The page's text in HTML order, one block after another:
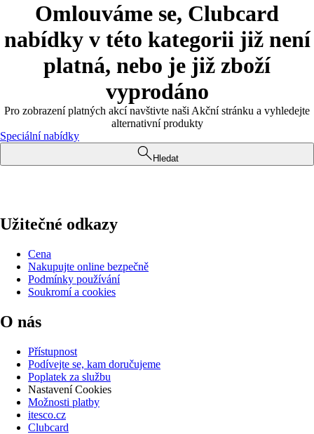
Omlouváme se, Clubcard
nabídky v této kategorii již není
platná, nebo je již zboží
vyprodáno
Pro zobrazení platných akcí navštivte naši Akční stránku a vyhledejte
alternativní produkty
Speciální nabídky
Hledat
Užitečné odkazy
Cena
Nakupujte online bezpečně
Podmínky používání
Soukromí a cookies
O nás
Přístupnost
Podívejte se, kam doručujeme
Poplatek za službu
Nastavení Cookies
Možnosti platby
itesco.cz
Clubcard